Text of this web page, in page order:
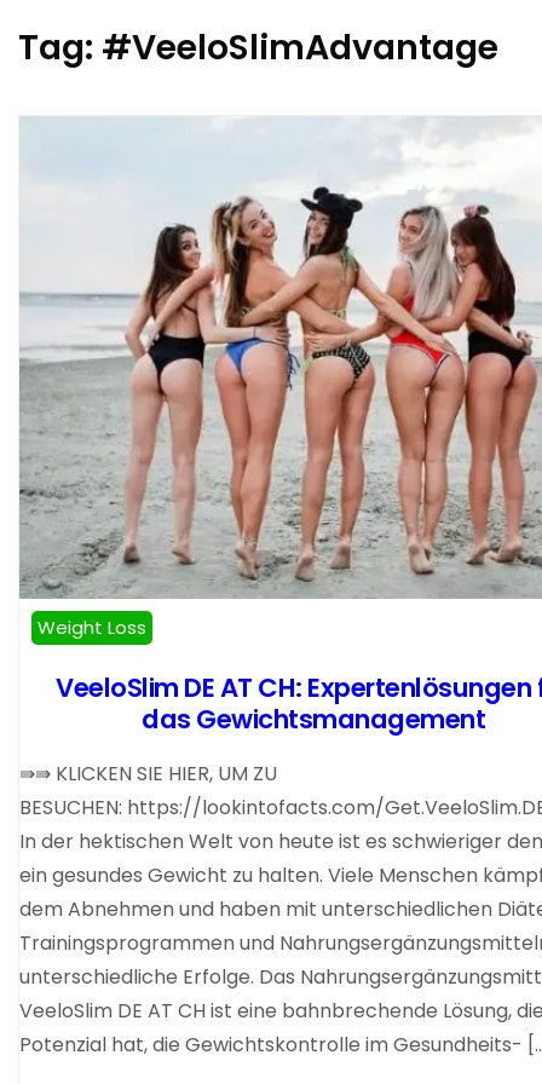
Tag: #VeeloSlimAdvantage
Weight Loss
VeeloSlim DE AT CH: Expertenlösungen
das Gewichtsmanagement
⇛⇛ KLICKEN SIE HIER, UM ZU
BESUCHEN: https://lookintofacts.com/
In der hektischen Welt von heute ist es schwieriger
ein gesundes Gewicht zu halten. Viele Menschen
dem Abnehmen und haben mit unterschiedlichen
Trainingsprogrammen und
unterschiedliche Erfolge. Das
VeeloSlim DE AT CH ist eine bahnbrechende Lösung,
Potenzial hat, die Gewichtskontrolle im Gesundheits-